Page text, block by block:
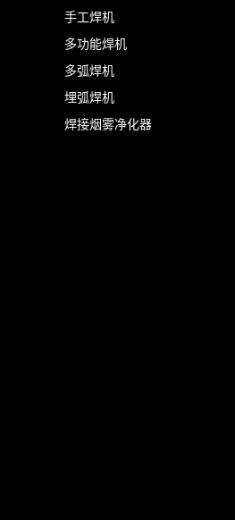
手工焊机
多功能焊机
多弧焊机
埋弧焊机
焊接烟雾净化器